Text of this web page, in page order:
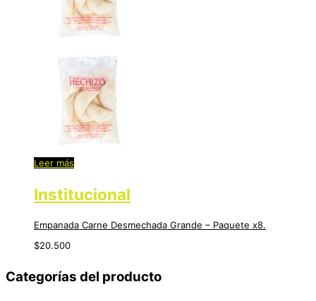
Leer más
Institucional
Empanada Carne Desmechada Grande – Paquete x8.
$20.500
Categorías del producto